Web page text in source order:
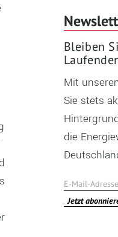
Bleiben
Mit
Sie stets
die
Jetzt